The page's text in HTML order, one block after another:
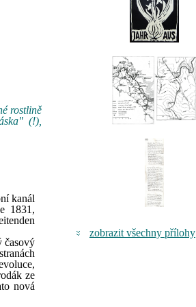
rostlině
(!),
kanál
1831,
časový
ze
nová
zobrazit všechny přílohy